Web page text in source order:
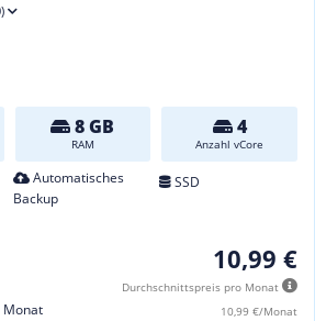
8 GB
RAM
4
Anzahl vCore
Automatisches
Backup
SSD
10,99 €
Durchschnittspreis pro Monat
10,99 €/Monat
Monat